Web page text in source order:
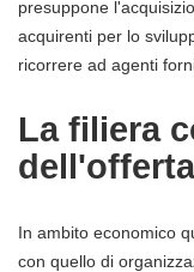
presuppone
acquirenti per lo
ricorrere ad agenti
La filiera
dell'offerta
In ambito economico
con quello di